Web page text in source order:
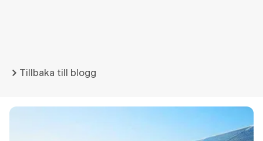
Tillbaka till blogg